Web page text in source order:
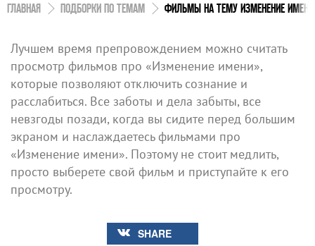
ГЛАВНАЯ ПОДБОРКИ ПО ТЕМАМ ФИЛЬМЫ НА ТЕМУ ИЗМЕНЕНИЕ ИМЕНИ
Лучшем время препровождением можно считать
просмотр фильмов про «Изменение имени»,
которые позволяют отключить сознание и
расслабиться. Все заботы и дела забыты, все
невзгоды позади, когда вы сидите перед большим
экраном и наслаждаетесь фильмами про
«Изменение имени». Поэтому не стоит медлить,
просто выберете свой фильм и приступайте к его
просмотру.
SHARE